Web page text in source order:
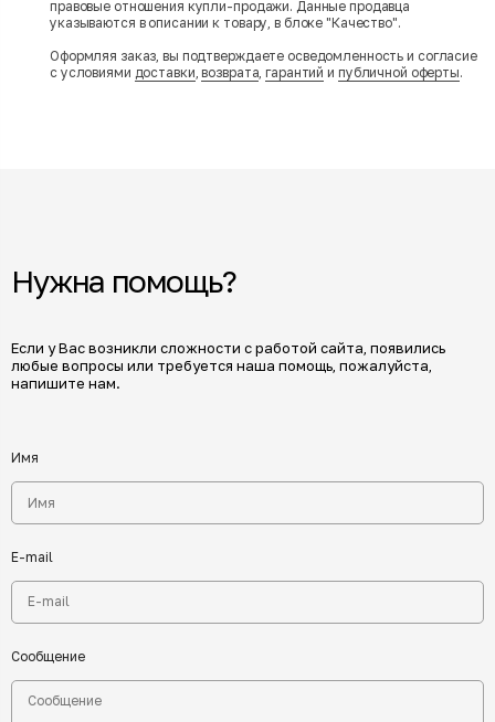
правовые отношения купли-продажи. Данные продавца
указываются в описании к товару, в блоке "Качество".
Оформляя заказ, вы подтверждаете осведомленность и согласие
с условиями доставки,возврата,гарантий и публичной оферты.
Нужна помощь?
Если у Вас возникли сложности с работой сайта, появились
любые вопросы или требуется наша помощь, пожалуйста,
напишите нам.
Имя
E-mail
Сообщение